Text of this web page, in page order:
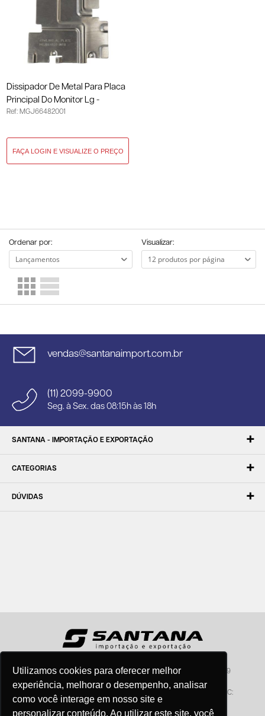
Utilizamos cookies para oferecer melhor
experiência, melhorar o desempenho, analisar
como você interage em nosso site e
personalizar conteúdo. Ao utilizar este site, você
Dissipador De Metal Para Placa
Principal Do Monitor Lg -
49wl900g - Original
Ref: MGJ66482001
Ordenar por: Visualizar:
vendas@santanaimport.com.br
(11) 2099-9900
Seg. à Sex. das 08:15h às 18h
SANTANA - IMPORTAÇÃO E EXPORTAÇÃO
CATEGORIAS
DÚVIDAS
Santana - Importação e Exportação - CNPJ:57.464.653/0001-49
Atendimento por telefone: dias úteis, das 08:15hs às 18:00hs
SAC:
sac@santanaimport.com.br